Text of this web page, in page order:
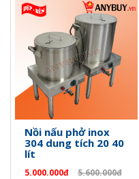
Nồi nấu phở inox
304 dung tích 20 40
lít
5.000.000đ 5.600.000đ